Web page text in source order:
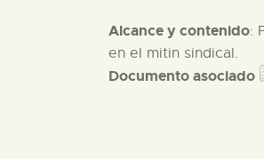
Alcance y contenido:
en el mitin sindical.
Documento asociado